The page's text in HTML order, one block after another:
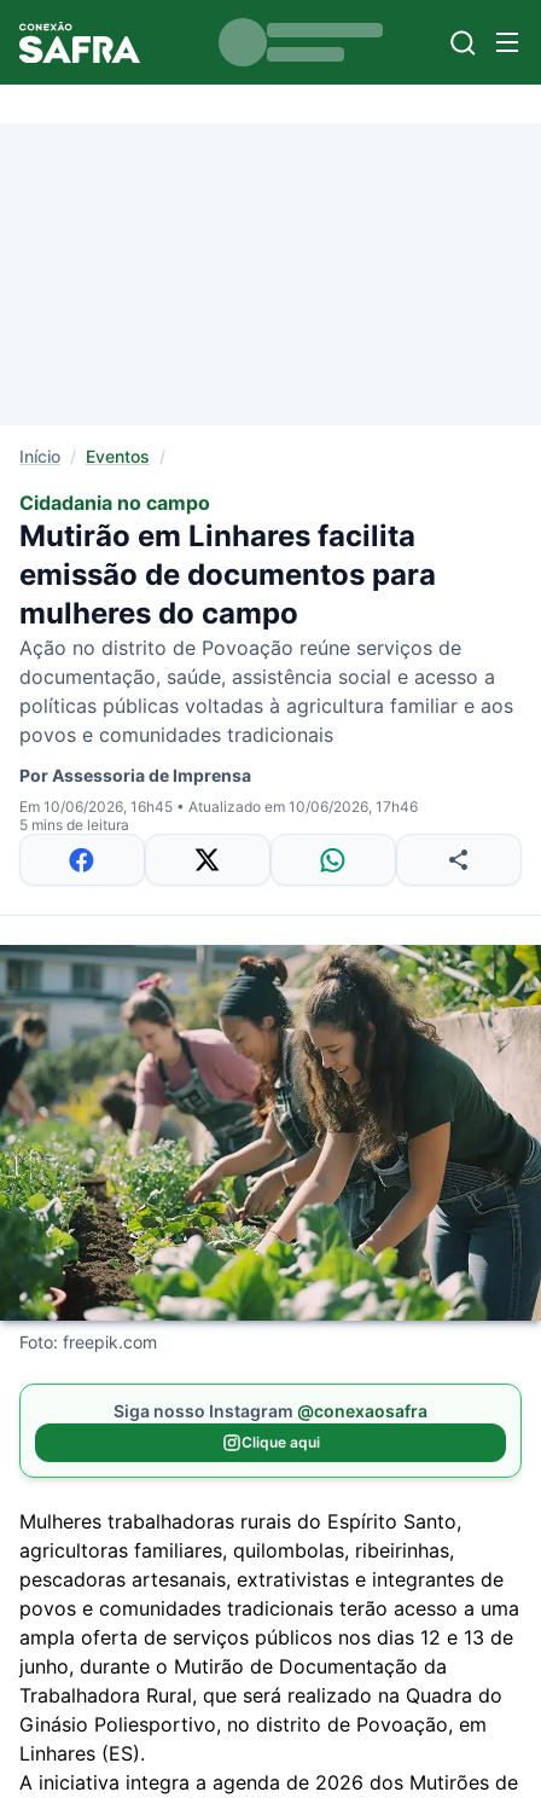
Início / Eventos /
Cidadania no campo
Mutirão em Linhares facilita
emissão de documentos para
mulheres do campo
Ação no distrito de Povoação reúne serviços de
documentação, saúde, assistência social e acesso a
políticas públicas voltadas à agricultura familiar e aos
povos e comunidades tradicionais
PorAssessoria de Imprensa
Em 10/06/2026, 16h45 • Atualizado em 10/06/2026, 17h46
5 mins de leitura
Foto: freepik.com
Siga nosso Instagram @conexaosafra
Clique aqui
Mulheres trabalhadoras rurais do Espírito Santo,
agricultoras familiares, quilombolas, ribeirinhas,
pescadoras artesanais, extrativistas e integrantes de
povos e comunidades tradicionais terão acesso a uma
ampla oferta de serviços públicos nos dias 12 e 13 de
junho, durante o Mutirão de Documentação da
Trabalhadora Rural, que será realizado na Quadra do
Ginásio Poliesportivo, no distrito de Povoação, em
Linhares (ES).
A iniciativa integra a agenda de 2026 dos Mutirões de